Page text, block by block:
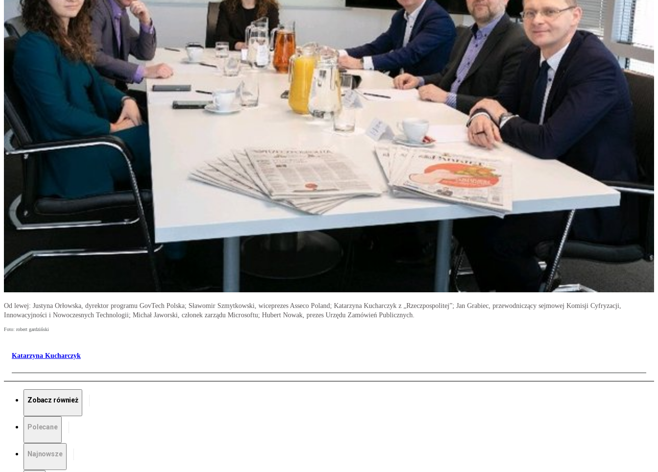
Od lewej: Justyna Orłowska, dyrektor programu GovTech Polska; Sławomir Szmytkowski, wiceprezes Asseco Poland; Katarzyna Kucharczyk z „Rzeczpospolitej”; Jan Grabiec, przewodniczący sejmowej Komisji Cyfryzacji,
Innowacyjności i Nowoczesnych Technologii; Michał Jaworski, członek zarządu Microsoftu; Hubert Nowak, prezes Urzędu Zamówień Publicznych.
Foto: robert gardziński
Katarzyna Kucharczyk
Zobacz również
Polecane
Najnowsze